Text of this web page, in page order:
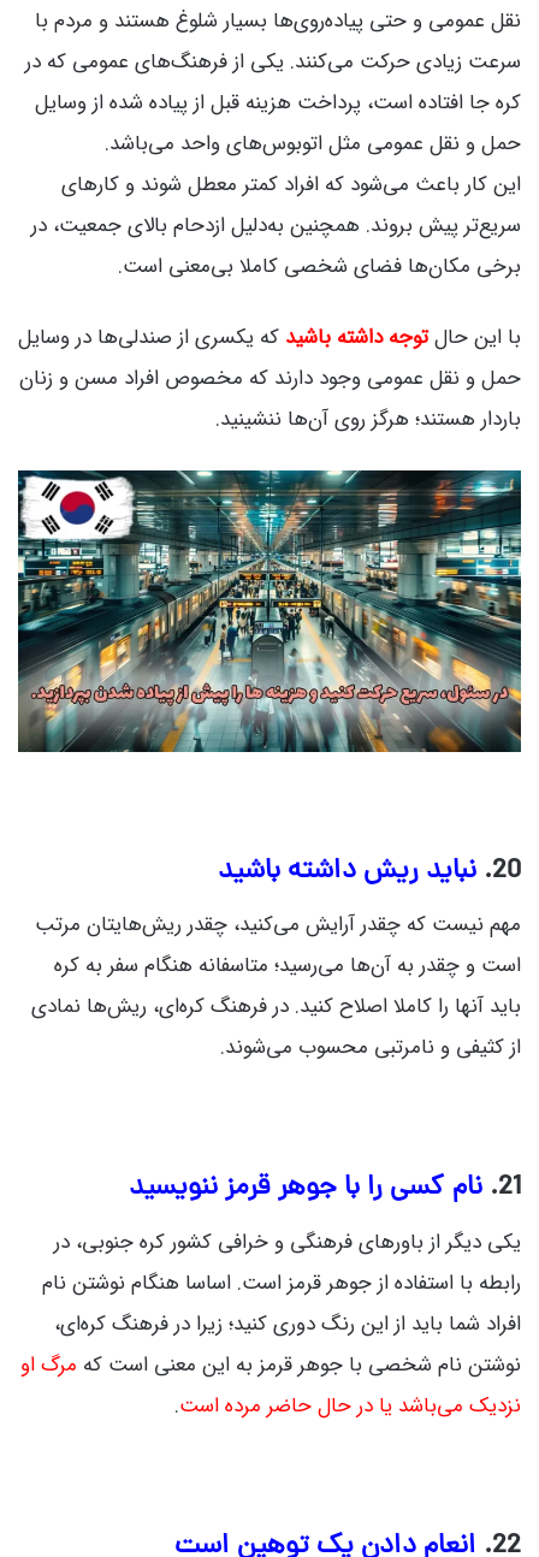
نقل عمومی و حتی پیاده‌روی‌ها بسیار شلوغ هستند و مردم با
سرعت زیادی حرکت می‌کنند. یکی از فرهنگ‌های عمومی که در
کره جا افتاده است، پرداخت هزینه قبل از پیاده شده از وسایل
حمل و نقل عمومی مثل اتوبوس‌های واحد می‌باشد.
این کار باعث می‌شود که افراد کمتر معطل شوند و کارهای
سریع‌تر پیش بروند. همچنین به‌دلیل ازدحام بالای جمعیت، در
برخی مکان‌ها فضای شخصی کاملا بی‌معنی است.
با این حالتوجه داشته باشید که یکسری از صندلی‌ها در وسایل
حمل و نقل عمومی وجود دارند که مخصوص افراد مسن و زنان
باردار هستند؛ هرگز روی آن‌ها ننشینید.
20. نباید ریش داشته باشید
مهم نیست که چقدر آرایش می‌کنید، چقدر ریش‌هایتان مرتب
است و چقدر به آن‌ها می‌رسید؛ متاسفانه هنگام سفر به کره
باید آنها را کاملا اصلاح کنید. در فرهنگ کره‌ای، ریش‌ها نمادی
از کثیفی و نامرتبی محسوب می‌شوند.
21. نام کسی را با جوهر قرمز ننویسید
یکی دیگر از باورهای فرهنگی و خرافی کشور کره جنوبی، در
رابطه با استفاده از جوهر قرمز است. اساسا هنگام نوشتن نام
افراد شما باید از این رنگ دوری کنید؛ زیرا در فرهنگ کره‌ای،
نوشتن نام شخصی با جوهر قرمز به این معنی است که مرگ او
نزدیک می‌باشد یا در حال حاضر مرده ‌است.
22. انعام دادن یک توهین است